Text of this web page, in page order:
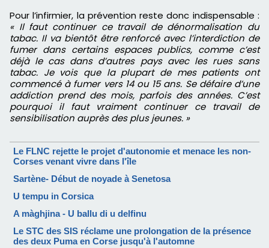
Pour l’infirmier, la prévention reste donc indispensable :
« Il faut continuer ce travail de dénormalisation du
tabac. Il va bientôt être renforcé avec l’interdiction de
fumer dans certains espaces publics, comme c’est
déjà le cas dans d’autres pays avec les rues sans
tabac. Je vois que la plupart de mes patients ont
commencé à fumer vers 14 ou 15 ans. Se défaire d’une
addiction prend des mois, parfois des années. C’est
pourquoi il faut vraiment continuer ce travail de
sensibilisation auprès des plus jeunes. »
Le FLNC rejette le projet d'autonomie et menace les non-
Corses venant vivre dans l'île
Sartène- Début de noyade à Senetosa
U tempu in Corsica
A màghjina - U ballu di u delfinu
Le STC des SIS réclame une prolongation de la présence
des deux Puma en Corse jusqu'à l'automne